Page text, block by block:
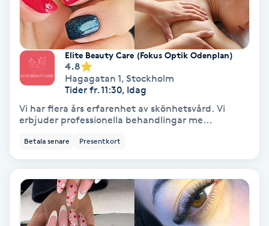
Medium
Megavolymfransar
Melasma
Mesoterapi
Microshading
Mixfransar
Elite Beauty Care (Fokus Optik Odenplan)
4.8
Hagagatan 1, Stockholm
Tider fr. 11:30, Idag
Vi har flera års erfarenhet av skönhetsvård. Vi
erbjuder professionella behandlingar me...
Betala senare Presentkort